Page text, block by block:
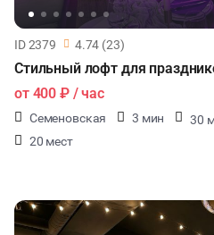
ID 2379 4.74 (23)
Стильный лофт для
от 400 ₽/ час
Семеновская 3 мин 30
20 мест